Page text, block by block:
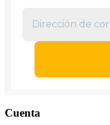
Cuenta